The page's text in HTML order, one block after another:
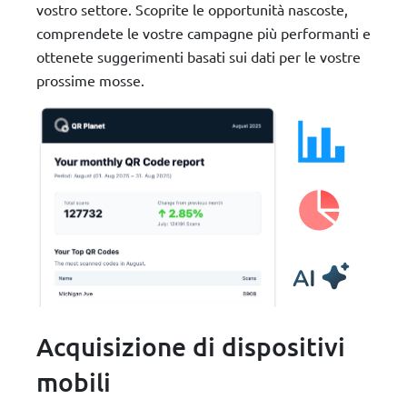
vostro settore. Scoprite le opportunità nascoste,
comprendete le vostre campagne più performanti e
ottenete suggerimenti basati sui dati per le vostre
prossime mosse.
Acquisizione di dispositivi
mobili